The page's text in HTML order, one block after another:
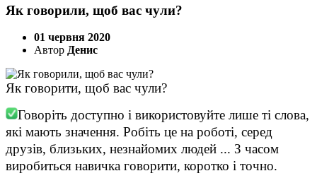
Як говорили, щоб вас чули?
01 червня 2020
Автор Денис
Як говорити, щоб вас чули?
Говоріть доступно і використовуйте лише ті слова,
які мають значення. Робіть це на роботі, серед
друзів, близьких, незнайомих людей ... З часом
виробиться навичка говорити, коротко і точно.